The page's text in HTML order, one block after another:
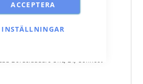
Bordsladdare One/BT/Connect
ACCEPTERA
INSTÄLLNINGAR